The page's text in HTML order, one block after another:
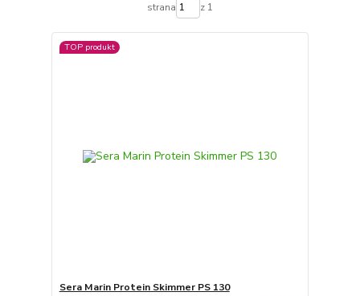
strana z 1
TOP produkt
Sera Marin Protein Skimmer PS 130